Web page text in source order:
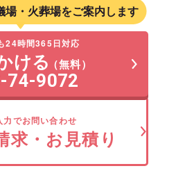
場・火葬場をご案内します
24時間365日対応
ける（無料）
74-9072
力でお問い合わせ
求・お見積り